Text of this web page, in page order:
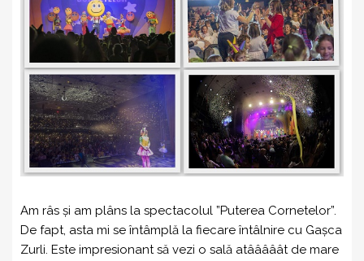
Am râs și am plâns la spectacolul ”Puterea Cornetelor”.
De fapt, asta mi se întâmplă la fiecare întâlnire cu Gașca
Zurli. Este impresionant să vezi o sală atââââât de mare